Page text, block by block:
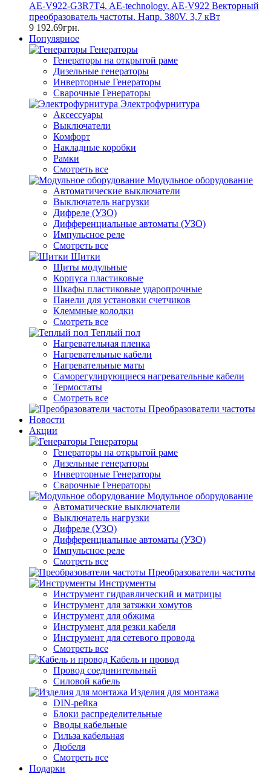
AE-V922-G3R7T4. AE-technology. AE-V922 Векторный
преобразователь частоты. Напр. 380V. 3,7 кВт
9 192.69грн.
Популярное
Генераторы
Генераторы на открытой раме
Дизельные генераторы
Инверторные Генераторы
Сварочные Генераторы
Электрофурнитура
Аксессуары
Выключатели
Комфорт
Накладные коробки
Рамки
Смотреть все
Модульное оборудование
Автоматические выключатели
Выключатель нагрузки
Дифреле (УЗО)
Дифференциальные автоматы (УЗО)
Импульсное реле
Смотреть все
Щитки
Щиты модульные
Корпуса пластиковые
Шкафы пластиковые ударопрочные
Панели для установки счетчиков
Клеммные колодки
Смотреть все
Теплый пол
Нагревательная пленка
Нагревательные кабели
Нагревательные маты
Саморегулирующиеся нагревательные кабели
Термостаты
Смотреть все
Преобразователи частоты
Новости
Акции
Генераторы
Генераторы на открытой раме
Дизельные генераторы
Инверторные Генераторы
Сварочные Генераторы
Модульное оборудование
Автоматические выключатели
Выключатель нагрузки
Дифреле (УЗО)
Дифференциальные автоматы (УЗО)
Импульсное реле
Смотреть все
Преобразователи частоты
Инструменты
Инструмент гидравлический и матрицы
Инструмент для затяжки хомутов
Инструмент для обжима
Инструмент для резки кабеля
Инструмент для сетевого провода
Смотреть все
Кабель и провод
Провод соединительный
Силовой кабель
Изделия для монтажа
DIN-рейка
Блоки распределительные
Вводы кабельные
Гильза кабельная
Дюбеля
Смотреть все
Подарки